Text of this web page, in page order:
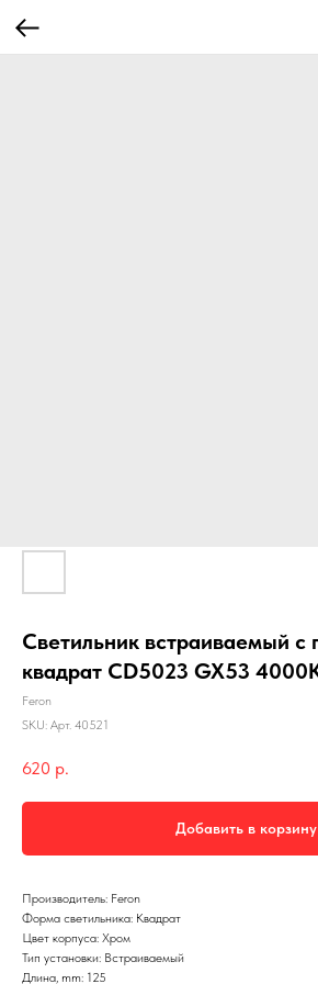
Светильник встраиваемый с
квадрат CD5023 GX53
Feron
SKU: Арт. 40521
620 р.
Добавить в корзину
Производитель: Feron
Форма светильника: Квадрат
Цвет корпуса: Хром
Тип установки: Встраиваемый
Длина, mm: 125